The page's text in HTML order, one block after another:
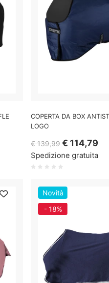
COPERTA DA BOX
LOGO
€ 139,99 € 114,79
Spedizione gratuita
Novità
- 18%